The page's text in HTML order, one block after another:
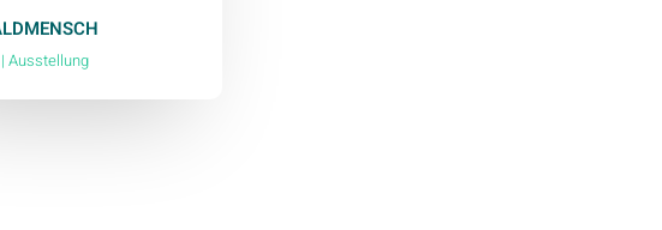
|Ausstellung